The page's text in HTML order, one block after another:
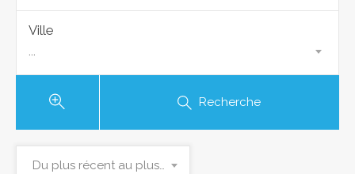
Ville
...
Recherche
Du plus récent au plus ancien